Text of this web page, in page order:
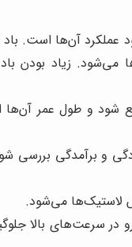
آن‌ها است. باد
زیاد بودن
و برآمدگی
لاستیک‌ها می‌شود.
سرعت‌های بالا